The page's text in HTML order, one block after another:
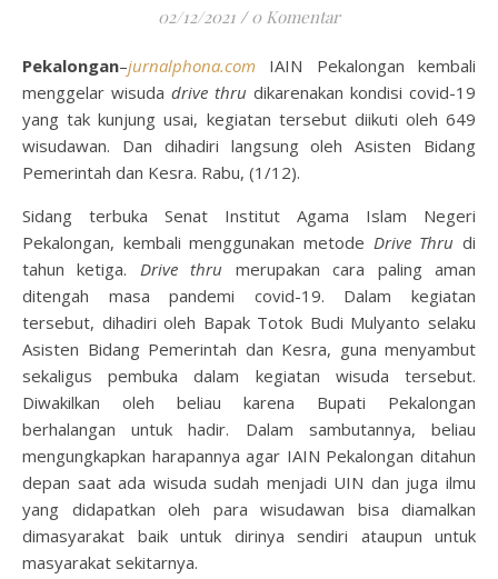
02/12/2021 / 0 Komentar
Pekalongan–jurnalphona.com IAIN Pekalongan kembali
menggelar wisuda drive thru dikarenakan kondisi covid-19
yang tak kunjung usai, kegiatan tersebut diikuti oleh 649
wisudawan. Dan dihadiri langsung oleh Asisten Bidang
Pemerintah dan Kesra. Rabu, (1/12).
Sidang terbuka Senat Institut Agama Islam Negeri
Pekalongan, kembali menggunakan metode Drive Thru di
tahun ketiga. Drive thru merupakan cara paling aman
ditengah masa pandemi covid-19. Dalam kegiatan
tersebut, dihadiri oleh Bapak Totok Budi Mulyanto selaku
Asisten Bidang Pemerintah dan Kesra, guna menyambut
sekaligus pembuka dalam kegiatan wisuda tersebut.
Diwakilkan oleh beliau karena Bupati Pekalongan
berhalangan untuk hadir. Dalam sambutannya, beliau
mengungkapkan harapannya agar IAIN Pekalongan ditahun
depan saat ada wisuda sudah menjadi UIN dan juga ilmu
yang didapatkan oleh para wisudawan bisa diamalkan
dimasyarakat baik untuk dirinya sendiri ataupun untuk
masyarakat sekitarnya.